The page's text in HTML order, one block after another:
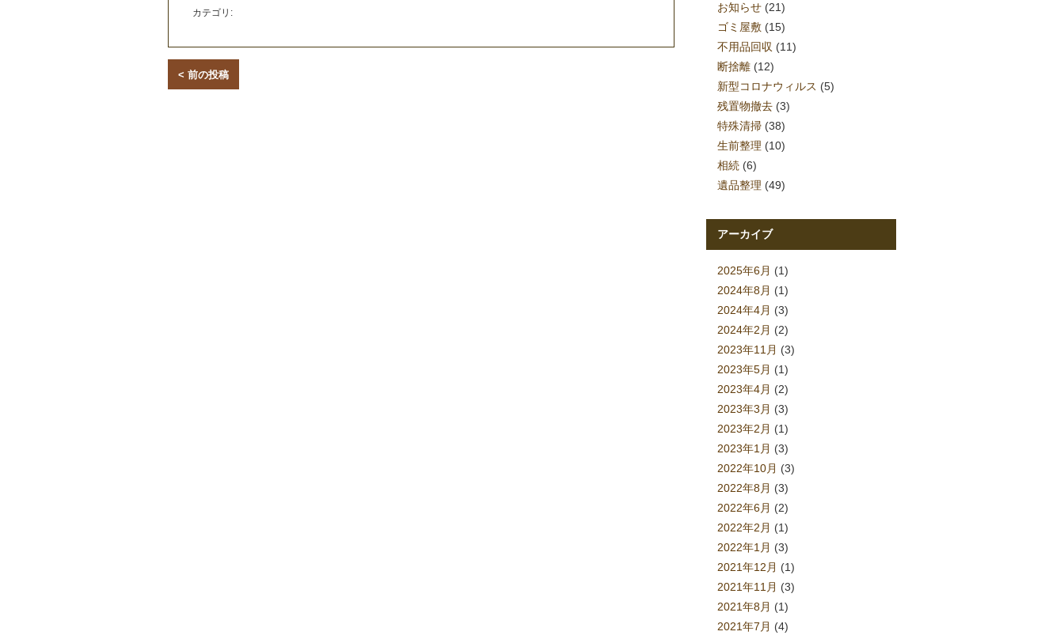
カテゴリ:
< 前の投稿
お知らせ (21)
ゴミ屋敷 (15)
不用品回収 (11)
断捨離 (12)
新型コロナウィルス (5)
残置物撤去 (3)
特殊清掃 (38)
生前整理 (10)
相続 (6)
遺品整理 (49)
アーカイブ
2025年6月 (1)
2024年8月 (1)
2024年4月 (3)
2024年2月 (2)
2023年11月 (3)
2023年5月 (1)
2023年4月 (2)
2023年3月 (3)
2023年2月 (1)
2023年1月 (3)
2022年10月 (3)
2022年8月 (3)
2022年6月 (2)
2022年2月 (1)
2022年1月 (3)
2021年12月 (1)
2021年11月 (3)
2021年8月 (1)
2021年7月 (4)